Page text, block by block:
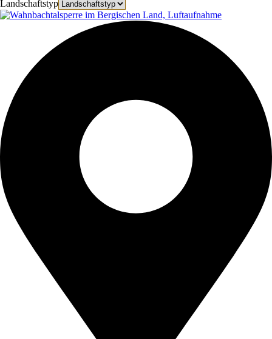
Landschaftstyp